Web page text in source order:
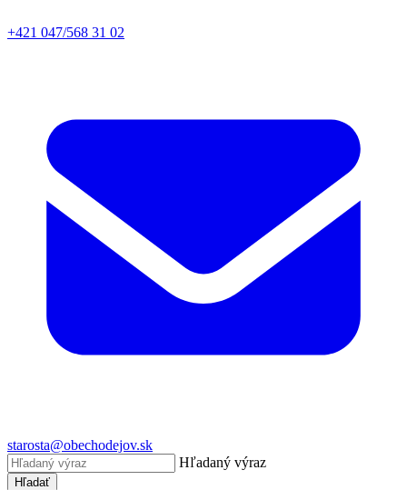
+421 047/568 31 02
starosta@obechodejov.sk
Hľadaný výraz
Hľadať